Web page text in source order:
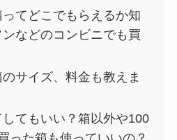
てどこでもらえるか知
などのコンビニでも買
サイズ、料金も教えま
てもいい？箱以外や100